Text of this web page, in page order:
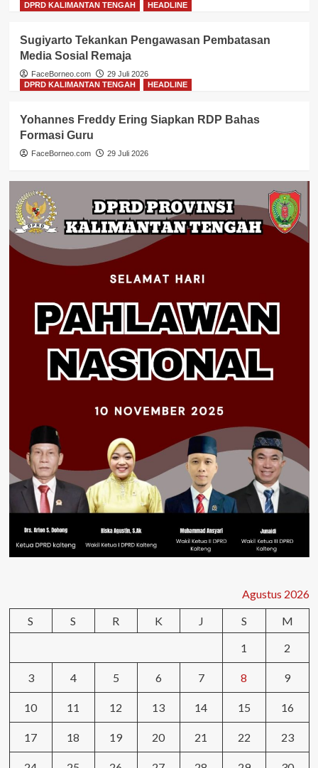
DPRD KALIMANTAN TENGAH
HEADLINE
Sugiyarto Tekankan Pengawasan Pembatasan
Media Sosial Remaja
FaceBorneo.com
29 Juli 2026
DPRD KALIMANTAN TENGAH
HEADLINE
Yohannes Freddy Ering Siapkan RDP Bahas
Formasi Guru
FaceBorneo.com 29 Juli 2026
Agustus 2026
S
S R K J S
M
1
2
3 4 5 6 7 8 9
10 11 12 13 14 15 16
17 18 19 20 21 22 23